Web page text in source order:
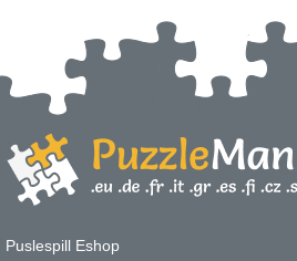
Puslespill Eshop